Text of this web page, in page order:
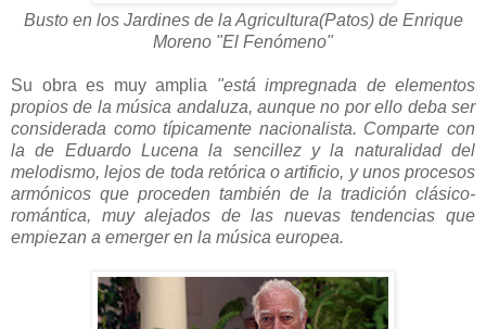
Busto en los Jardines de la Agricultura(Patos) de Enrique
Moreno "El Fenómeno"
Su obra es muy amplia "está impregnada de elementos
propios de la música andaluza, aunque no por ello deba ser
considerada como típicamente nacionalista. Comparte con
la de Eduardo Lucena la sencillez y la naturalidad del
melodismo, lejos de toda retórica o artificio, y unos procesos
armónicos que proceden también de la tradición clásico-
romántica, muy alejados de las nuevas tendencias que
empiezan a emerger en la música europea.